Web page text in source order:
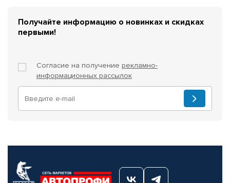
Получайте информацию о новинках и скидках
первыми!
Согласие на получение рекламно-
информационных рассылок